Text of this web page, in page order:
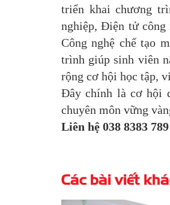
triển khai chương
nghiệp, Điện tử công
Công nghệ chế tạo
trình giúp sinh viên
rộng cơ hội học tập,
Đây chính là cơ hội
chuyên môn vững
Liên hệ 038 8383
Các bài viết